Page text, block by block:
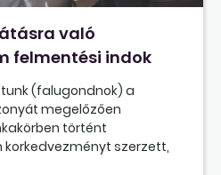
való
felmentési indok
(falugondnok) a
megelőzően
történt
szerzett,